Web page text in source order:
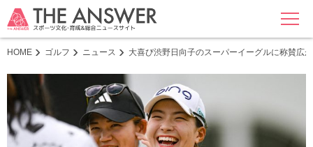
MENU
HOME ゴルフ ニュース 大喜び渋野日向子のスーパーイーグルに称賛